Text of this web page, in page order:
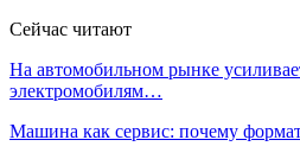
Сейчас читают
На автомобильном рынке
электромобилям…
Машина как сервис: почему